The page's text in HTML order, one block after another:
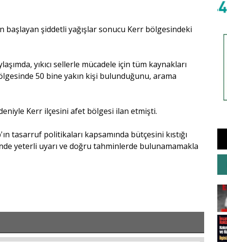
şiddetli yağışlar sonucu Kerr bölgesindeki
yıkıcı sellerle mücadele için tüm kaynakları
50 bine yakın kişi bulunduğunu, arama
Kerr ilçesini afet bölgesi ilan etmişti.
tasarruf politikaları kapsamında bütçesini kıstığı
yeterli uyarı ve doğru tahminlerde bulunamamakla